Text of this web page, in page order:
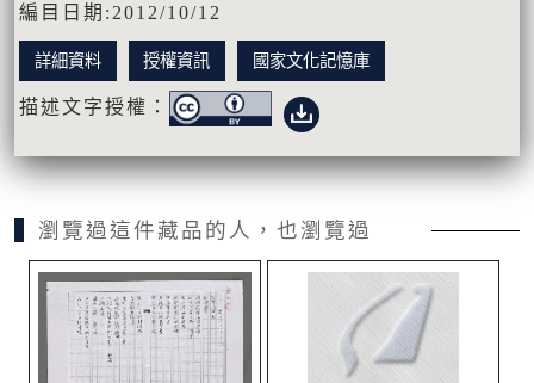
編目日期:2012/10/12
詳細資料 授權資訊 國家文化記憶庫
描述文字授權：
瀏覽過這件藏品的人，也瀏覽過